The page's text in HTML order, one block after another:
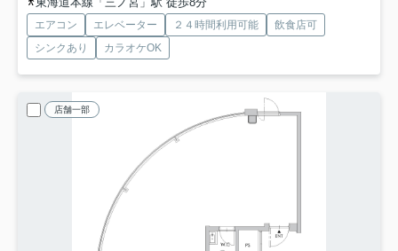
エアコン エレベーター ２４時間利用可能
飲食店可
シンクあり
カラオケOK
店舗一部